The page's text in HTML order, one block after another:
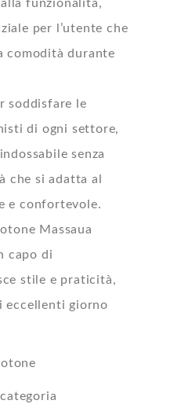
funzionalità,
per l’utente che
comodità durante
soddisfare le
di ogni settore,
senza
che si adatta al
e confortevole.
Massaua
capo di
stile e praticità,
eccellenti giorno